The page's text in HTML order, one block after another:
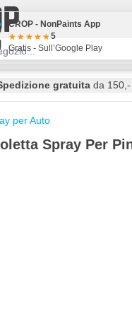
spedito
gratuita da
100 giorni
per Auto
Spray Per
CROP - NonPaints App
5
Gratis - Sull’Google Play